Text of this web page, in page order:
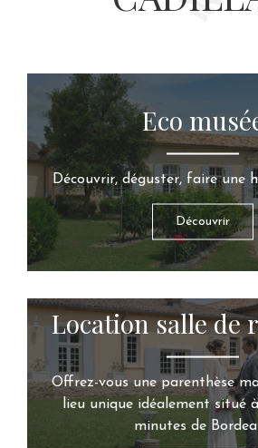
Eco
Découvrir, déguster, faire une
Découvrir
Location salle de
Offrez-vous une parenthèse
lieu unique idéalement situé
minutes de